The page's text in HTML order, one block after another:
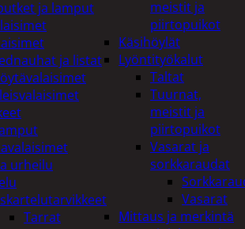
meistit ja
piirtopuikot
Käsihöylät
Lyöntityökalut
Taltat
Tuurnat,
meistit ja
piirtopuikot
Vasarat ja
sorkkaraudat
Vasarat
Mittaus ja merkintä
ja lamput
ja listat
urheilu
Tarrat